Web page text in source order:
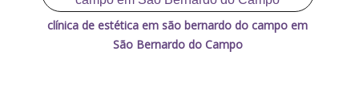
clínica de estética em são bernardo do campo em
São Bernardo do Campo